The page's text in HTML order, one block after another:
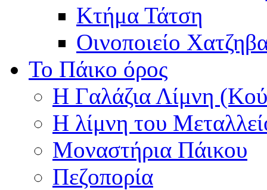
Κτήμα Τάτση
Οινοποιείο
Το Πάικο όρος
Η Γαλάζια Λίμνη
Η λίμνη του
Μοναστήρια Πάικου
Πεζοπορία